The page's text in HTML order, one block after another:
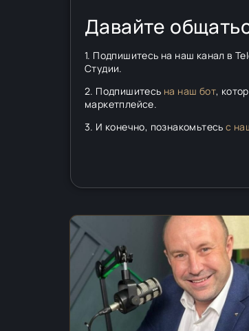
Давайте
1. Подпишитесь на наш канал в
Студии.
2. Подпишитесь на наш бот,
маркетплейсе.
3. И конечно, познакомьтесьс